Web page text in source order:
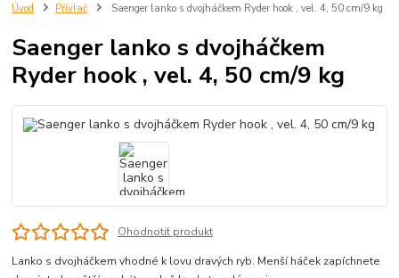
Úvod Přívlač Saenger lanko s dvojháčkem Ryder hook , vel. 4, 50 cm/9 kg
Saenger lanko s dvojháčkem
Ryder hook , vel. 4, 50 cm/9 kg
Ohodnotit produkt
Lanko s dvojháčkem vhodné k lovu dravých ryb. Menší háček zapíchnete